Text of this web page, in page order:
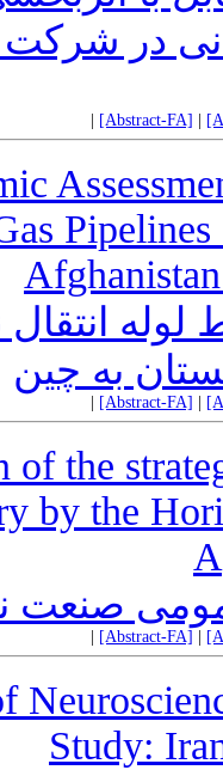
در
[Abstract-FA]
انتقال
به چین
[Abstract-FA]
of the
by the
صنعت
[Abstract-FA]
Study: